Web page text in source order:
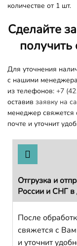
количестве от 1 шт.
Сделайте
Для уточнения
с нашими
из телефонов: +7
оставив заявку на
менеджер свяжется
почте и уточнит
Отгрузка и
России и СНГ в
После
свяжется с
и уточнит